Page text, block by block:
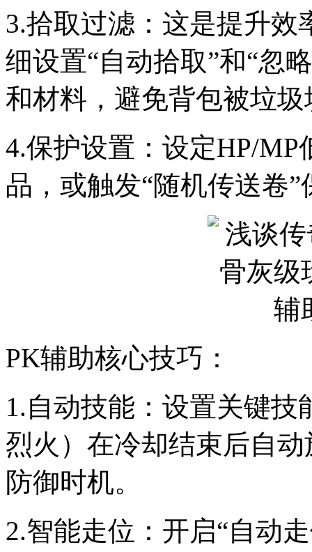
3.拾取过滤：这是提升
细设置“自动拾取”和“忽
和材料，避免背包被垃圾
4.保护设置：设定HP/
品，或触发“随机传送卷”
PK辅助核心技巧：
1.自动技能：设置关键
烈火）在冷却结束后自
防御时机。
2.智能走位：开启“自动